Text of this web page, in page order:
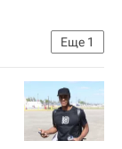
Еще 1